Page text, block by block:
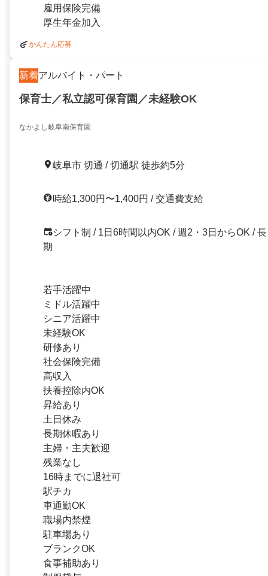
雇用保険完備
厚生年金加入
かんたん応募
新着アルバイト・パート
保育士／私立認可保育園／未経験OK
なかよし岐阜南保育園
岐阜市 切通 / 切通駅 徒歩約5分
時給1,300円〜1,400円 / 交通費支給
シフト制 / 1日6時間以内OK / 週2・3日からOK / 長
期
若手活躍中
ミドル活躍中
シニア活躍中
未経験OK
研修あり
社会保険完備
高収入
扶養控除内OK
昇給あり
土日休み
長期休暇あり
主婦・主夫歓迎
残業なし
16時までに退社可
駅チカ
車通勤OK
職場内禁煙
駐車場あり
ブランクOK
食事補助あり